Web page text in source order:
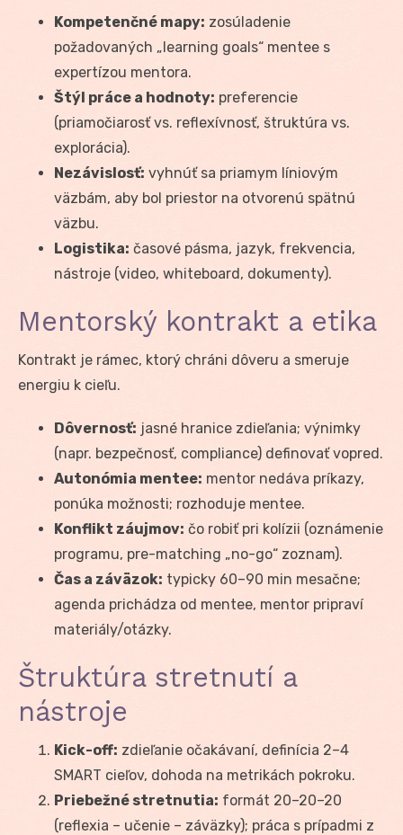
Kompetenčné mapy: zosúladenie
požadovaných „learning goals“ mentee s
expertízou mentora.
Štýl práce a hodnoty: preferencie
(priamočiarosť vs. reflexívnosť, štruktúra vs.
explorácia).
Nezávislosť: vyhnúť sa priamym líniovým
väzbám, aby bol priestor na otvorenú spätnú
väzbu.
Logistika: časové pásma, jazyk, frekvencia,
nástroje (video, whiteboard, dokumenty).
Mentorský kontrakt a etika
Kontrakt je rámec, ktorý chráni dôveru a smeruje
energiu k cieľu.
Dôvernosť: jasné hranice zdieľania; výnimky
(napr. bezpečnosť, compliance) definovať vopred.
Autonómia mentee: mentor nedáva príkazy,
ponúka možnosti; rozhoduje mentee.
Konflikt záujmov: čo robiť pri kolízii (oznámenie
programu, pre-matching „no-go“ zoznam).
Čas a záväzok: typicky 60–90 min mesačne;
agenda prichádza od mentee, mentor pripraví
materiály/otázky.
Štruktúra stretnutí a
nástroje
Kick-off: zdieľanie očakávaní, definícia 2–4
SMART cieľov, dohoda na metrikách pokroku.
Priebežné stretnutia: formát 20–20–20
(reflexia – učenie – záväzky); práca s prípadmi z